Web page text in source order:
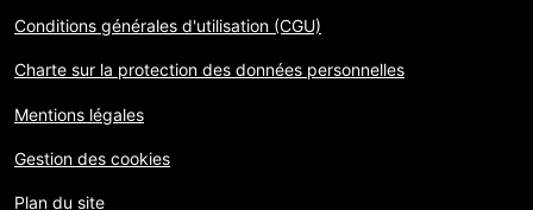
Conditions générales d'utilisation (CGU)
Charte sur la protection des données personnelles
Mentions légales
Gestion des cookies
Plan du site